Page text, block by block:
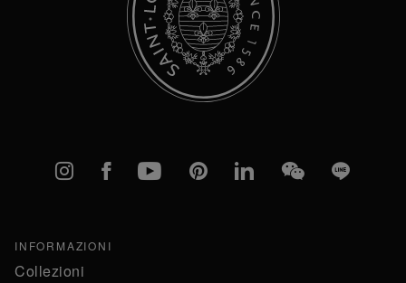
Instagram
FacebookYouTubePinterestlinkedInWeChatLine
INFORMAZIONI
Collezioni